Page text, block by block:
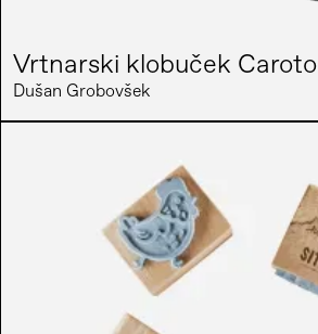
Vrtnarski klobuček Caroto
Dušan Grobovšek